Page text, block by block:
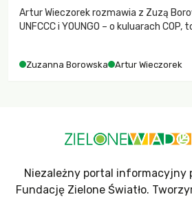
Artur Wieczorek rozmawia z Zuzą
UNFCCC i YOUNGO – o kuluarach COP,
Zuzanna Borowska Artur Wieczorek
Niezależny portal informacyjny
Fundację Zielone Światło.